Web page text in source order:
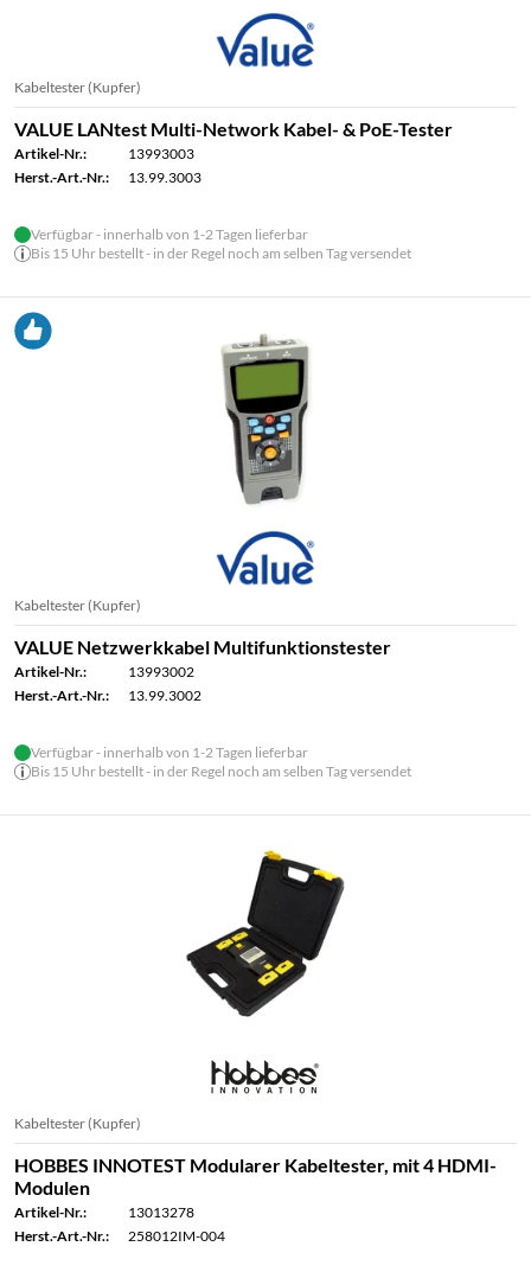
Kabeltester (Kupfer)
VALUE LANtest Multi-Network Kabel- & PoE-Tester
Artikel-Nr.:
13993003
Herst.-Art.-Nr.:
13.99.3003
Verfügbar - innerhalb von 1-2 Tagen lieferbar
Bis 15 Uhr bestellt - in der Regel noch am selben Tag versendet
Kabeltester (Kupfer)
VALUE Netzwerkkabel Multifunktionstester
Artikel-Nr.:
13993002
Herst.-Art.-Nr.:
13.99.3002
Verfügbar - innerhalb von 1-2 Tagen lieferbar
Bis 15 Uhr bestellt - in der Regel noch am selben Tag versendet
Kabeltester (Kupfer)
HOBBES INNOTEST Modularer Kabeltester, mit 4 HDMI-
Modulen
Artikel-Nr.:
13013278
Herst.-Art.-Nr.:
258012IM-004